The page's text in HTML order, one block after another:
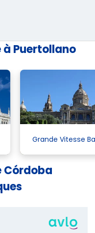
à Puertollano
Grande Vitesse
Córdoba